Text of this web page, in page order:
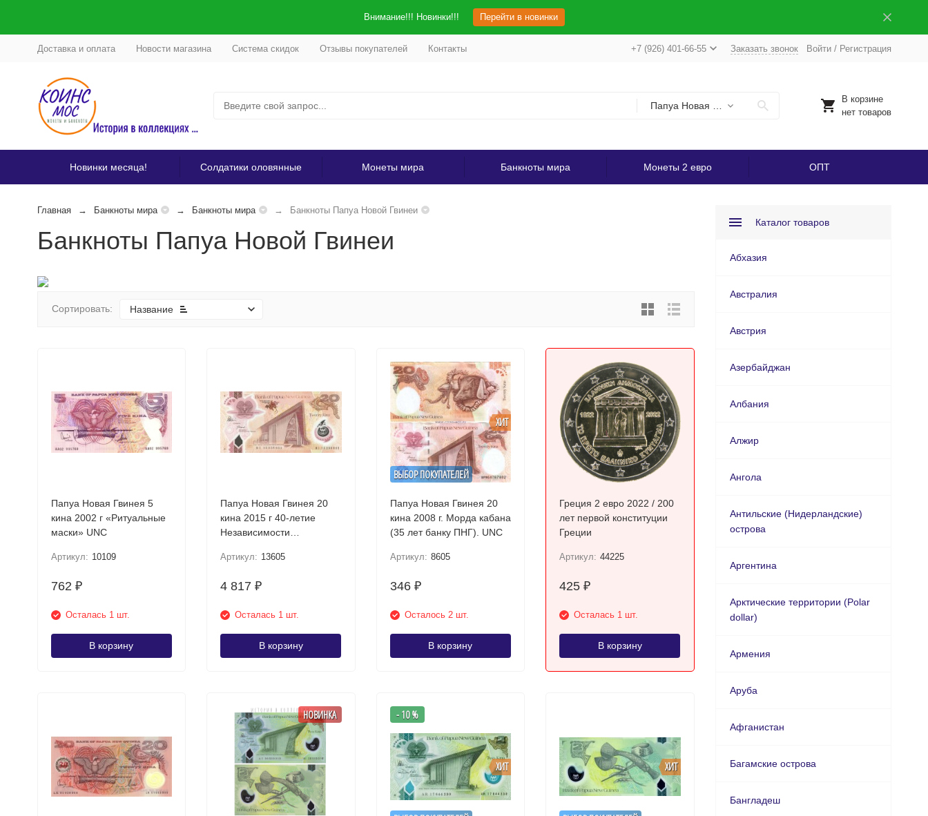
Внимание!!! Новинки!!! Перейти в новинки
Доставка и оплата Новости магазина Система скидок Отзывы покупателей Контакты +7 (926) 401-66-55 Заказать звонок Войти/ Регистрация
В корзине
нет товаров
Новинки месяца! Солдатики оловянные Монеты мира Банкноты мира Монеты 2 евро ОПТ
Главная Банкноты мира Банкноты мира Банкноты Папуа Новой Гвинеи
Банкноты Папуа Новой Гвинеи
Сортировать: Название
Папуа Новая Гвинея 5
кина 2002 г «Ритуальные
маски» UNC
Артикул: 10109
762 ₽
Осталась 1 шт.
В корзину
Папуа Новая Гвинея 20
кина 2015 г 40-летие
Независимости
Юбилейная R!!
Артикул: 13605
4 817 ₽
Осталась 1 шт.
В корзину
ВЫБОР ПОКУПАТЕЛЕЙ
ХИТ
Папуа Новая Гвинея 20
кина 2008 г. Морда кабана
(35 лет банку ПНГ). UNC
Артикул: 8605
346 ₽
Осталось 2 шт.
В корзину
Греция 2 евро 2022 / 200
лет первой конституции
Греции
Артикул: 44225
425 ₽
Осталась 1 шт.
В корзину
НОВИНКА
ХИТ
- 10 %
ХИТ
Каталог товаров
Абхазия
Австралия
Австрия
Азербайджан
Албания
Алжир
Ангола
Антильские (Нидерландские)
острова
Аргентина
Арктические территории (Polar
dollar)
Армения
Аруба
Афганистан
Багамские острова
Бангладеш